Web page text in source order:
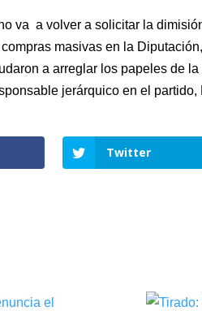
va a volver a solicitar la
masivas en la
a arreglar los papeles de
jerárquico en el
Twitter